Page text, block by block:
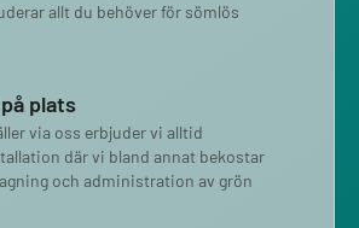
allt du behöver för sömlös
plats
via oss erbjuder vi alltid
där vi bland annat bekostar
och administration av grön